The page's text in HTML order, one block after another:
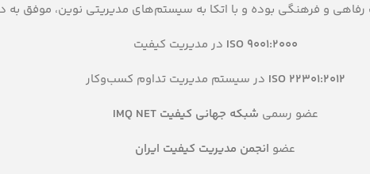
و فرهنگی بوده و با اتکا به سیستم‌های مدیریتی نوین، موفق به
ISO 9001:2000 در مدیریت کیفیت
ISO 22301:2012 در سیستم مدیریت تداوم کسب‌وکار
عضو رسمی شبکه جهانی کیفیت IMQ NET
عضو انجمن مدیریت کیفیت ایران